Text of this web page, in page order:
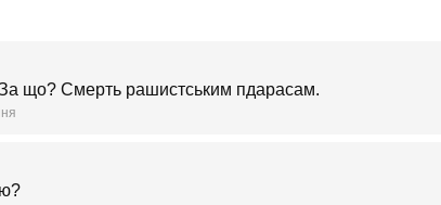
що? Смерть рашистським пдарасам.